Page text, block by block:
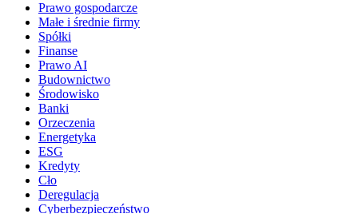
Prawo gospodarcze
Małe i średnie firmy
Spółki
Finanse
Prawo AI
Budownictwo
Środowisko
Banki
Orzeczenia
Energetyka
ESG
Kredyty
Cło
Deregulacja
Cyberbezpieczeństwo